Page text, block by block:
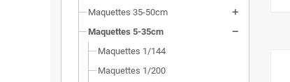
Maquettes 35-50cm
Maquettes 5-35cm
Maquettes 1/144
Maquettes 1/200